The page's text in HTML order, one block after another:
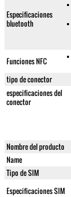
Especificaciones
bluetooth
Funciones NFC
tipo de conector
especificaciones del
conector
Nombre del producto
Name
Tipo de SIM
Especificaciones SIM